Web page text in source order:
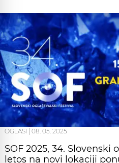
OGLASI | 08. 05. 2025
SOF 2025, 34. Slovenski
letos na novi lokaciji